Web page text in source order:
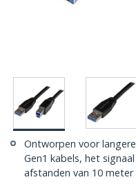
Ontworpen voor
Gen1 kabels, het
afstanden van 10 meter